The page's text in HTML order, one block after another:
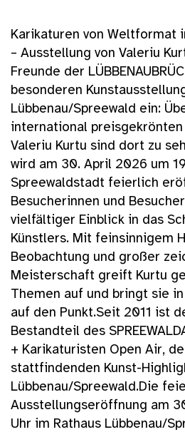
Karikaturen von Weltformat
– Ausstellung von Valeriu
Freunde der
besonderen
Lübbenau/Spreewald ein:
international
Valeriu Kurtu sind dort zu
wird am 30. April 2026 um
Spreewaldstadt feierlich
Besucherinnen und
vielfältiger Einblick in das
Künstlers. Mit feinsinnigem
Beobachtung und großer
Meisterschaft greift Kurtu
Themen auf und bringt sie
auf den Punkt.Seit 2011 ist
Bestandteil des
+ Karikaturisten Open Air,
stattfindenden Kunst-
Lübbenau/Spreewald.Die
Ausstellungseröffnung am
Uhr im Rathaus Lübbenau/